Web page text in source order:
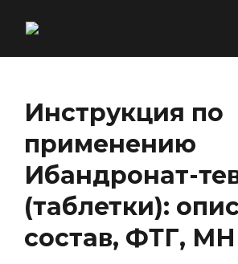
Инструкция по
применению
Ибандронат-
(таблетки):
состав, ФТГ,